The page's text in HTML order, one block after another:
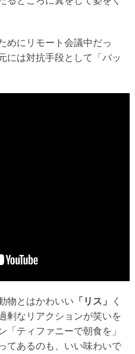
めにリモート会議中だっ
には対抗手段として「バッ
物とはかわいい 「リス」
く
剰なリアクションが笑いを
「ティファニーで朝食を」
てあるのも、いい味わいで